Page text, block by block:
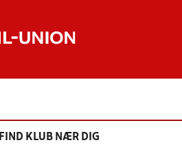
FIND KLUB NÆR DIG